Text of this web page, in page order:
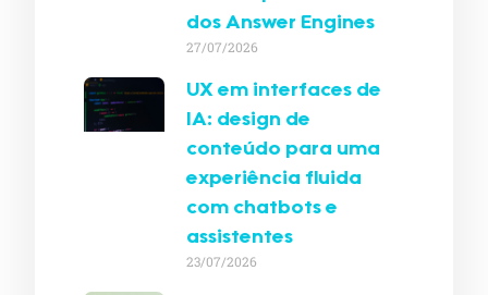
dos Answer Engines
27/07/2026
UX em interfaces de
IA: design de
conteúdo para uma
experiência fluida
com chatbots e
assistentes
23/07/2026